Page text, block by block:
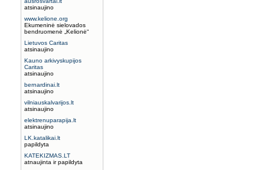
atsinaujino
www.kelione.org
Ekumeninė sielovados
bendruomenė „Kelionė“
Lietuvos Caritas
atsinaujino
Kauno arkivyskupijos
Caritas
atsinaujino
bernardinai.lt
atsinaujino
vilniauskalvarijos.lt
atsinaujino
elektrenuparapija.lt
atsinaujino
LK.katalikai.lt
papildyta
KATEKIZMAS.LT
atnaujinta ir papildyta